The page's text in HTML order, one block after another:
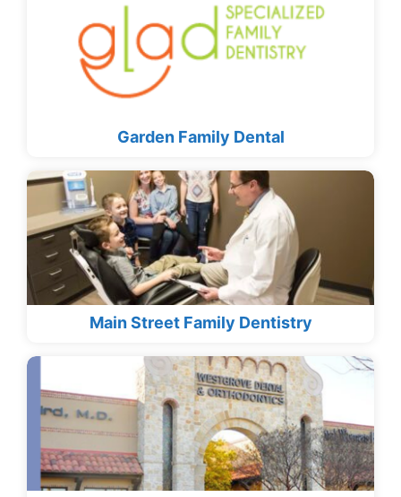
Garden Family Dental
Main Street Family Dentistry